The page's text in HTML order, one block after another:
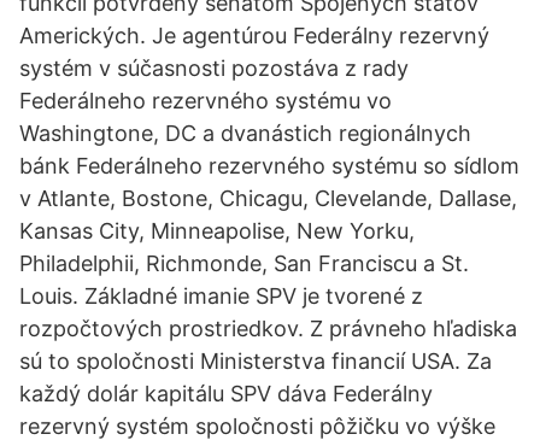
Amerických. Je agentúrou Federálny rezervný
systém v súčasnosti pozostáva z rady
Federálneho rezervného systému vo
Washingtone, DC a dvanástich regionálnych
bánk Federálneho rezervného systému so sídlom
v Atlante, Bostone, Chicagu, Clevelande, Dallase,
Kansas City, Minneapolise, New Yorku,
Philadelphii, Richmonde, San Franciscu a St.
Louis. Základné imanie SPV je tvorené z
rozpočtových prostriedkov. Z právneho hľadiska
sú to spoločnosti Ministerstva financií USA. Za
každý dolár kapitálu SPV dáva Federálny
rezervný systém spoločnosti pôžičku vo výške